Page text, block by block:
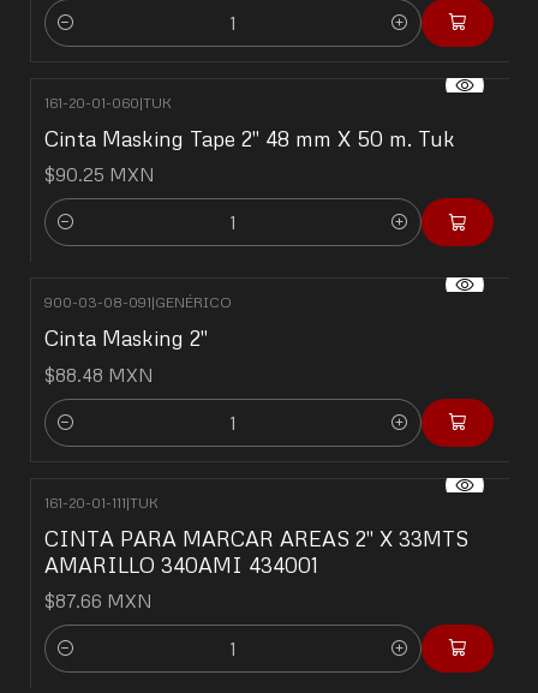
Cantidad
161-20-01-060|TUK
Cinta Masking Tape 2" 48 mm X 50 m. Tuk
$90.25 MXN
Cantidad
900-03-08-091|GENÉRICO
Cinta Masking 2"
$88.48 MXN
Cantidad
161-20-01-111|TUK
CINTA PARA MARCAR AREAS 2" X 33MTS
AMARILLO 340AMI 434001
$87.66 MXN
Cantidad